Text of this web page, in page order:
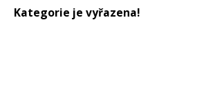
Kategorie je vyřazena!